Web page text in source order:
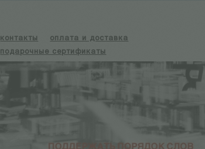
контакты
оплата и доставка
подарочные сертификаты